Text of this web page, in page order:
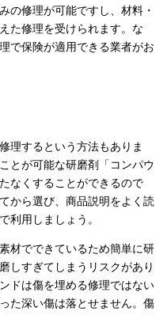
の修理が可能ですし、材料・
た修理を受けられます。な
で保険が適用できる業者がお
理するという方法もありま
とが可能な研磨剤「コンパウ
なくすることができるので
から選び、商品説明をよく読
利用しましょう。
材でできているため簡単に研
しすぎてしまうリスクがあり
ドは傷を埋める修理ではない
た深い傷は落とせません。傷